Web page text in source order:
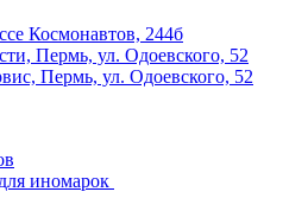
Космонавтов, 244б
Пермь, ул. Одоевского, 52
Пермь, ул. Одоевского, 52
иномарок